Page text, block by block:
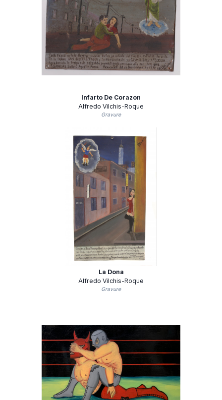
Infarto De Corazon
Alfredo Vilchis-Roque
Gravure
La Dona
Alfredo Vilchis-Roque
Gravure